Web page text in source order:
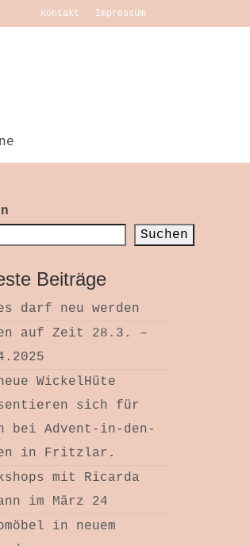
Kontakt Impressum
Suchen
Beiträge
darf neu werden
auf Zeit 28.3. –
WickelHüte
sich für
bei Advent-in-den-
in Fritzlar.
mit Ricarda
im März 24
in neuem